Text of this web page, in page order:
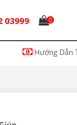
03999 0
Hướng Dẫn